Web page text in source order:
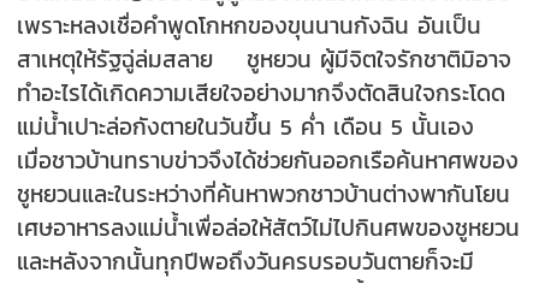
เพราะหลงเชื่อคำพูดโกหกของขุนนานกังฉิน อันเป็น
สาเหตุให้รัฐฉู่ล่มสลาย ชูหยวน ผู้มีจิตใจรักชาติมิอาจ
ทำอะไรได้เกิดความเสียใจอย่างมากจึงตัดสินใจกระโดด
แม่น้ำเปาะล่อกังตายในวันขึ้น 5 ค่ำ เดือน 5 นั้นเอง
เมื่อชาวบ้านทราบข่าวจึงได้ช่วยกันออกเรือค้นหาศพของ
ชูหยวนและในระหว่างที่ค้นหาพวกชาวบ้านต่างพากันโยน
เศษอาหารลงแม่น้ำเพื่อล่อให้สัตว์ไม่ไปกินศพของชูหยวน
และหลังจากนั้นทุกปีพอถึงวันครบรอบวันตายก็จะมี